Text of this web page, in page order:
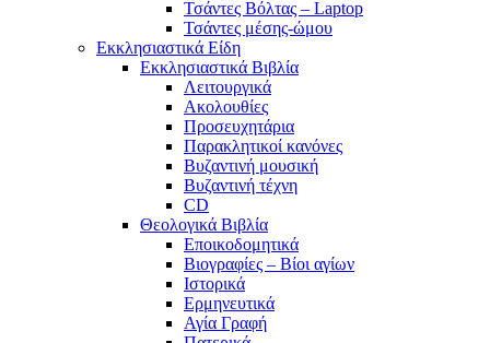
Τσάντες Βόλτας – Laptop
Τσάντες μέσης-ώμου
Εκκλησιαστικά Είδη
Εκκλησιαστικά Βιβλία
Λειτουργικά
Ακολουθίες
Προσευχητάρια
Παρακλητικοί κανόνες
Βυζαντινή μουσική
Βυζαντινή τέχνη
CD
Θεολογικά Βιβλία
Εποικοδομητικά
Βιογραφίες – Βίοι αγίων
Ιστορικά
Ερμηνευτικά
Αγία Γραφή